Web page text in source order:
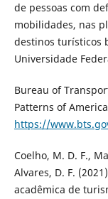
de pessoas com
mobilidades, nas
destinos turísticos
Universidade
Bureau of
Patterns of
https://
Coelho, M. D. F.,
Alvares, D. F.
acadêmica de